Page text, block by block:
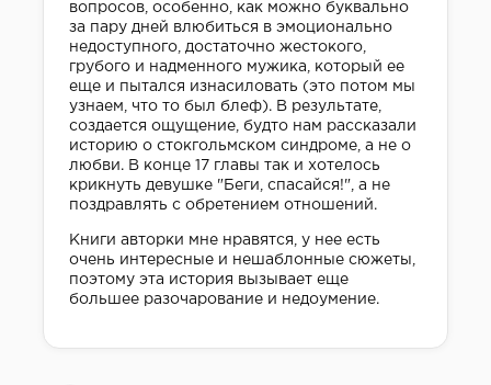
вопросов, особенно, как можно буквально
за пару дней влюбиться в эмоционально
недоступного, достаточно жестокого,
грубого и надменного мужика, который ее
еще и пытался изнасиловать (это потом мы
узнаем, что то был блеф). В результате,
создается ощущение, будто нам рассказали
историю о стокгольмском синдроме, а не о
любви. В конце 17 главы так и хотелось
крикнуть девушке "Беги, спасайся!", а не
поздравлять с обретением отношений.
Книги авторки мне нравятся, у нее есть
очень интересные и нешаблонные сюжеты,
поэтому эта история вызывает еще
большее разочарование и недоумение.